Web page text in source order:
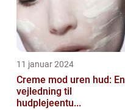
11 januar 2024
Creme mod uren hud: En
vejledning til
hudplejeentu...